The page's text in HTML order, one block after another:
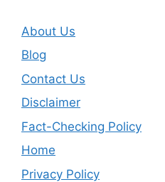
About Us
Blog
Contact Us
Disclaimer
Fact-Checking Policy
Home
Privacy Policy